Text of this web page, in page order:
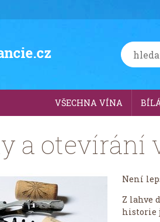
VŠECHNA VÍNA
a otevírání
Není
Z lahve
historie